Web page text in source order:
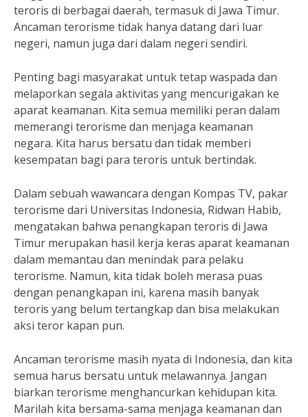
teroris di berbagai daerah, termasuk di Jawa Timur.
Ancaman terorisme tidak hanya datang dari luar
negeri, namun juga dari dalam negeri sendiri.
Penting bagi masyarakat untuk tetap waspada dan
melaporkan segala aktivitas yang mencurigakan ke
aparat keamanan. Kita semua memiliki peran dalam
memerangi terorisme dan menjaga keamanan
negara. Kita harus bersatu dan tidak memberi
kesempatan bagi para teroris untuk bertindak.
Dalam sebuah wawancara dengan Kompas TV, pakar
terorisme dari Universitas Indonesia, Ridwan Habib,
mengatakan bahwa penangkapan teroris di Jawa
Timur merupakan hasil kerja keras aparat keamanan
dalam memantau dan menindak para pelaku
terorisme. Namun, kita tidak boleh merasa puas
dengan penangkapan ini, karena masih banyak
teroris yang belum tertangkap dan bisa melakukan
aksi teror kapan pun.
Ancaman terorisme masih nyata di Indonesia, dan kita
semua harus bersatu untuk melawannya. Jangan
biarkan terorisme menghancurkan kehidupan kita.
Marilah kita bersama-sama menjaga keamanan dan